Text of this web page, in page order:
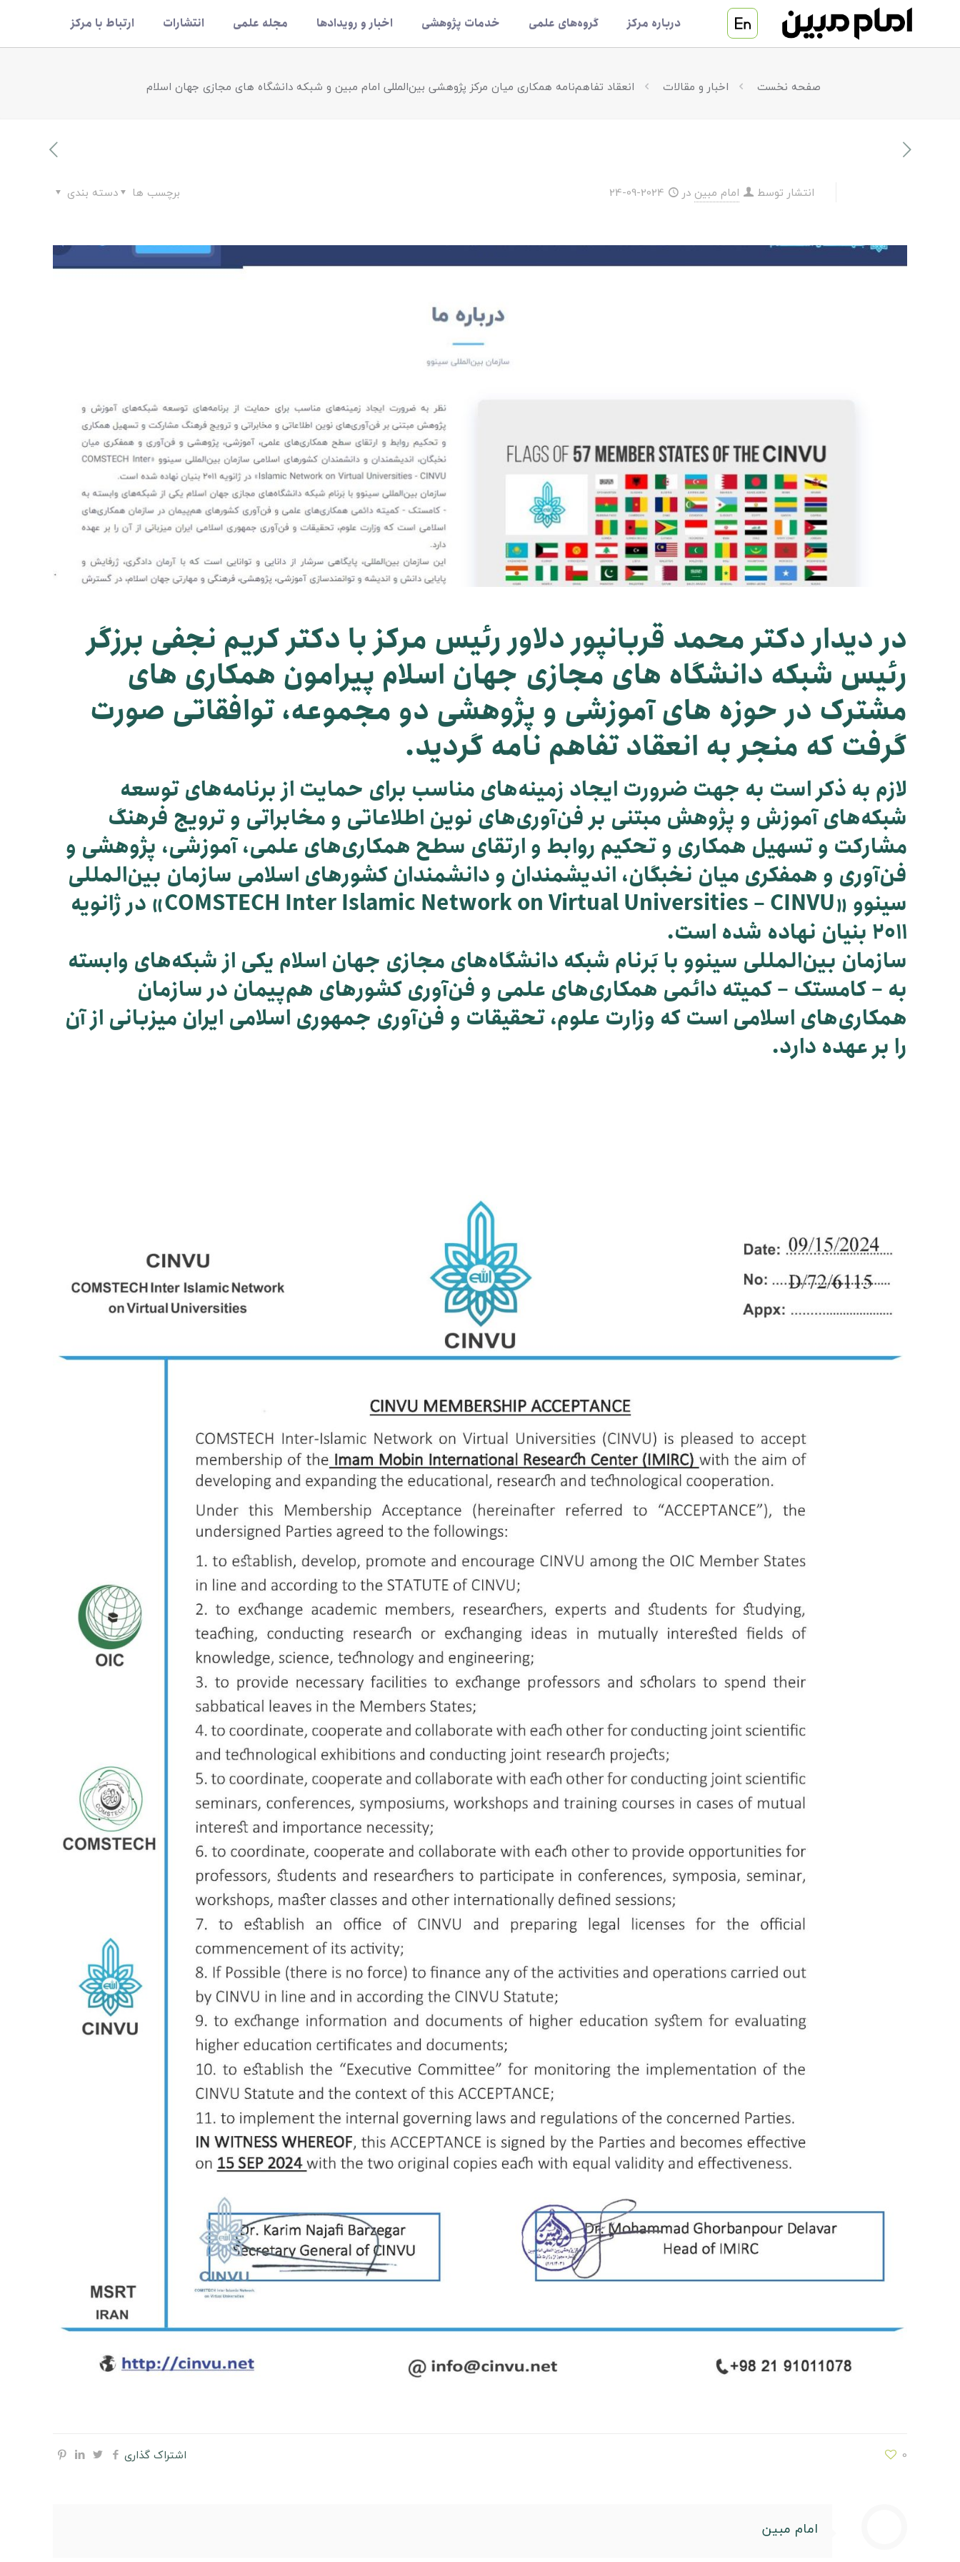
درباره مرکز گروه‌های علمی خدمات پژوهشی اخبار و رویدادها مجله علمی انتشارات ارتباط با مرکز
صفحه نخست اخبار و مقالات انعقاد تفاهم‌نامه همکاری میان مرکز پژوهشی بین‌المللی امام مبین و شبکه دانشگاه های مجازی جهان اسلام
انتشار توسط امام مبین در 2024-09-24 دسته بندی برچسب ها
در دیدار دکتر محمد قربانپور دلاور رئیس مرکز با دکتر کریم نجفی برزگر
رئیس شبکه دانشگاه های مجازی جهان اسلام پیرامون همکاری های
مشترک در حوزه های آموزشی و پژوهشی دو مجموعه، توافقاتی صورت
گرفت که منجر به انعقاد تفاهم نامه گردید.
لازم به ذکر است به جهت ضرورت ایجاد زمینه‌های مناسب برای حمایت از برنامه‌های توسعه
شبكه‌های آموزش و پژوهش مبتنی بر فن‌آوری‌های نوین اطلاعاتی و مخابراتی و ترویج فرهنگ
مشاركت و تسهیل همكاری و تحكیم روابط و ارتقای سطح همكاری‌های علمی، آموزشی، پژوهشی و
فن‌آوری و همفكری میان نخبگان، اندیشمندان و دانشمندان كشورهای اسلامی سازمان بین‌المللی
سینوو «COMSTECH Inter Islamic Network on Virtual Universities – CINVU» در ژانویه
2011 بنیان نهاده شده است.
سازمان بین‌المللی سینوو با بَرنام شبکه دانشگاه‌های مجازی جهان اسلام یکی از شبکه‌های وابسته
به – کامستک – کمیته دائمی همکاری‌های علمی و فن‌آوری کشورهای هم‌پیمان در سازمان
همکاری‌های اسلامی است که وزارت علوم، تحقیقات و فن‌آوری جمهوری اسلامی ایران میزبانی از آن
را بر عهده دارد.
اشتراک گذاری 0
امام مبین